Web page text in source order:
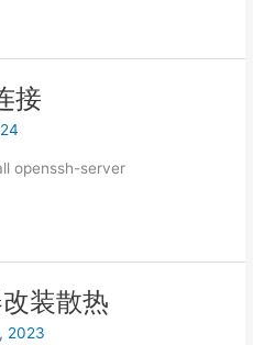
接
openssh-server
装散热
2023